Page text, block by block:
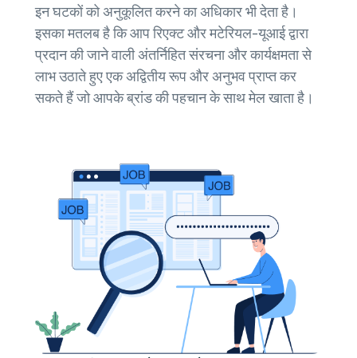
इन घटकों को अनुकूलित करने का अधिकार भी देता है।
इसका मतलब है कि आप रिएक्ट और मटेरियल-यूआई द्वारा
प्रदान की जाने वाली अंतर्निहित संरचना और कार्यक्षमता से
लाभ उठाते हुए एक अद्वितीय रूप और अनुभव प्राप्त कर
सकते हैं जो आपके ब्रांड की पहचान के साथ मेल खाता है।